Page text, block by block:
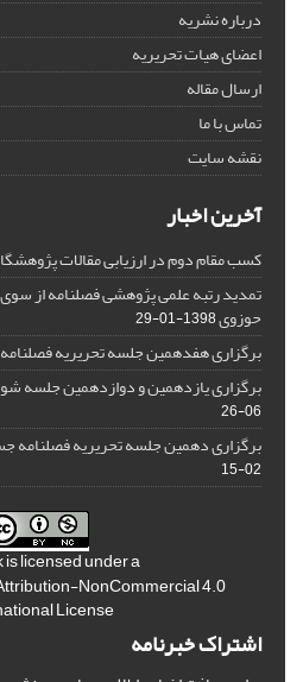
درباره نشریه
اعضای هیات تحریریه
ارسال مقاله
تماس با ما
نقشه سایت
آخرین اخبار
کسب مقام دوم در ارزیابی مقالات
تمدید رتبه علمی پژوهشی فصلنامه از
حوزوی1398-01-29
برگزاری هفدهمین جلسه تحریریه فصلنامه
برگزاری یازدهمین و دوازدهمین جلسه
06-26
برگزاری دهمین جلسه تحریریه فصلنامه
02-15
licensed under a
NonCommercial 4.0
License
اشتراک خبرنامه